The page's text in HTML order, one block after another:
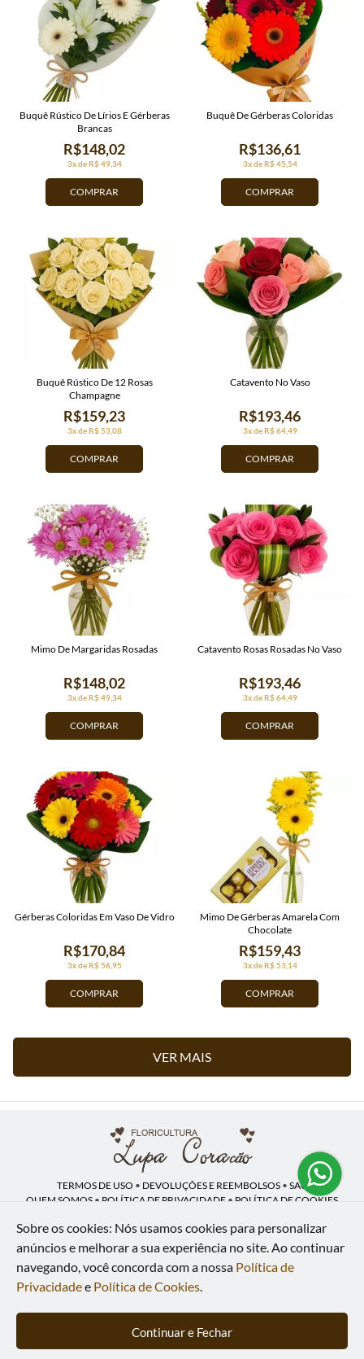
COMPRAR
3x de R$ 49,34
R$148,02
Buquê Rústico De Lírios E Gérberas
Brancas
COMPRAR
3x de R$ 45,54
R$136,61
Buquê De Gérberas Coloridas
COMPRAR
3x de R$ 53,08
R$159,23
Buquê Rústico De 12 Rosas
Champagne
COMPRAR
3x de R$ 64,49
R$193,46
Catavento No Vaso
COMPRAR
3x de R$ 49,34
R$148,02
Mimo De Margaridas Rosadas
COMPRAR
3x de R$ 64,49
R$193,46
Catavento Rosas Rosadas No Vaso
COMPRAR
3x de R$ 56,95
R$170,84
Gérberas Coloridas Em Vaso De Vidro
COMPRAR
3x de R$ 53,14
R$159,43
Mimo De Gérberas Amarela Com
Chocolate
VER MAIS
TERMOS DE USO • DEVOLUÇÕES E REEMBOLSOS • SAC
QUEM SOMOS • POLÍTICA DE PRIVACIDADE • POLÍTICA DE COOKIES
Lupa Coração | CNPJ: 16.883.558/0001-00
Av. Heliópolis, 946 - Lj A - Heliópolis - Belford Roxo - RJ - 26120-300
WhatsApp: (21) 97591-5498 | Telefone: (21) 9 7591-5498
© 2024-2026 - Todos os direitos reservados - Desenvolvido por
Inteligentes
Sobre os cookies: Nós usamos cookies para personalizar
anúncios e melhorar a sua experiência no site.Ao continuar
navegando, você concorda com a nossa Política de
Privacidadee Política de Cookies.
Continuar e Fechar